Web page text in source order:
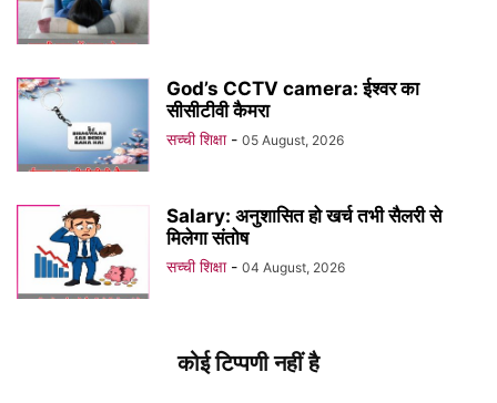
God’s CCTV camera: ईश्वर का
सीसीटीवी कैमरा
सच्ची शिक्षा - 05 August, 2026
Salary: अनुशासित हो खर्च तभी सैलरी से
मिलेगा संतोष
सच्ची शिक्षा - 04 August, 2026
कोई टिप्पणी नहीं है